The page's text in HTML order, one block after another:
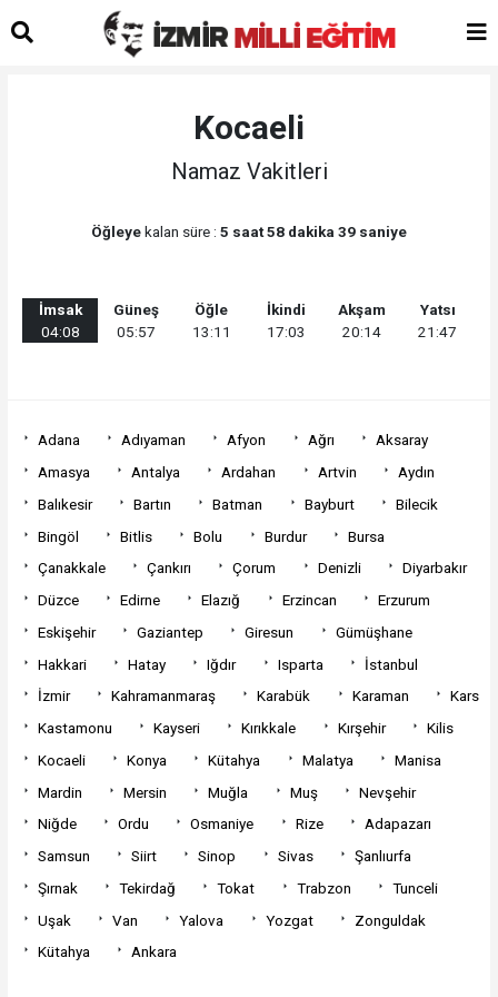
Kocaeli
Namaz Vakitleri
Öğleyekalan süre : 5 saat 58 dakika 39 saniye
İmsak
04:08
Güneş
05:57
Öğle
13:11
İkindi
17:03
Akşam
20:14
Yatsı
21:47
Adana Adıyaman Afyon Ağrı
Aksaray
Amasya
Antalya Ardahan Artvin
Aydın
Balıkesir
Bartın Batman Bayburt
Bilecik
Bingöl
Bitlis Bolu Burdur
Bursa
Çanakkale
Çankırı Çorum Denizli
Diyarbakır
Düzce
Edirne Elazığ Erzincan
Erzurum
Eskişehir
Gaziantep Giresun
Gümüşhane
Hakkari
Hatay Iğdır Isparta
İstanbul
İzmir
Kahramanmaraş Karabük Karaman
Kars
Kastamonu
Kayseri Kırıkkale Kırşehir
Kilis
Kocaeli
Konya Kütahya Malatya
Manisa
Mardin
Mersin Muğla Muş
Nevşehir
Niğde
Ordu Osmaniye Rize
Adapazarı
Samsun
Siirt Sinop Sivas
Şanlıurfa
Şırnak
Tekirdağ Tokat Trabzon
Tunceli
Uşak
Van Yalova Yozgat
Zonguldak
Kütahya
Ankara